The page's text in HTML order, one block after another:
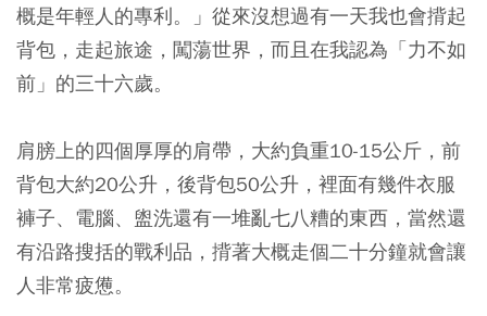
概是年輕人的專利。」從來沒想過有一天我也會揹起
背包，走起旅途，闖蕩世界，而且在我認為「力不如
前」的三十六歲。
肩膀上的四個厚厚的肩帶，大約負重10-15公斤，前
背包大約20公升，後背包50公升，裡面有幾件衣服
褲子、電腦、盥洗還有一堆亂七八糟的東西，當然還
有沿路搜括的戰利品，揹著大概走個二十分鐘就會讓
人非常疲憊。